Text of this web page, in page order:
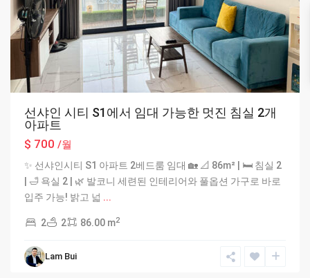
선샤인 시티 S1에서 임대 가능한 멋진 침실 2개
아파트
$ 700 /월
✨ 선샤인시티 S1 아파트 2베드룸 임대 🏡 📐 86m² | 🛏 침실 2
| 🛁 욕실 2 | 🌿 발코니 세련된 인테리어와 풀옵션 가구로 바로
입주 가능! 밝고 넓 ...
2 2 86.00 m2
Lam Bui
Ciputra